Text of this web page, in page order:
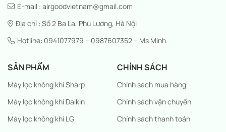
E-mail : airgoodvietnam@gmail.com
Địa chỉ : Số 2 Ba La, Phú Lương, Hà Nội
Hotline: 0941077979 – 0987607352 – Ms Minh
SẢN PHẨM
Máy lọc không khí Sharp
Máy lọc không khí Daikin
Máy lọc không khí LG
CHÍNH SÁCH
Chính sách mua hàng
Chính sách vận chuyển
Chính sách thanh toán